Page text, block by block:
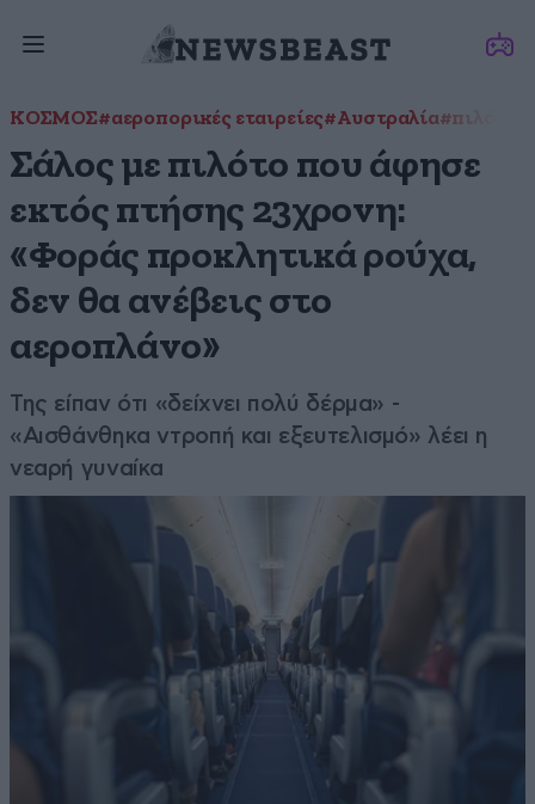
ΚΟΣΜΟΣ#αεροπορικές εταιρείες#Αυστραλία#πιλότος
Σάλος με πιλότο που άφησε
εκτός πτήσης 23χρονη:
«Φοράς προκλητικά ρούχα,
δεν θα ανέβεις στο
αεροπλάνο»
Της είπαν ότι «δείχνει πολύ δέρμα» -
«Αισθάνθηκα ντροπή και εξευτελισμό» λέει η
νεαρή γυναίκα